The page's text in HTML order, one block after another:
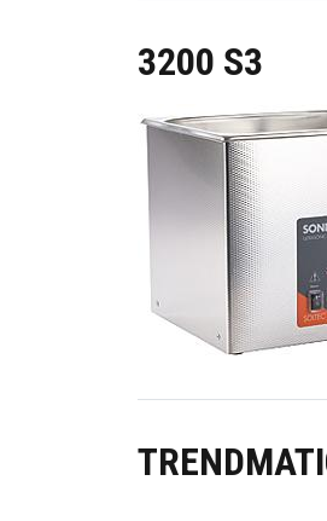
3200 S3
Image